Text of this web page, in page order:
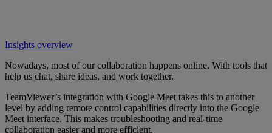
Insights overview
Nowadays, most of our collaboration happens online. With tools that
help us chat, share ideas, and work together.
TeamViewer’s integration with Google Meet takes this to another
level by adding remote control capabilities directly into the Google
Meet interface. This makes troubleshooting and real-time
collaboration easier and more efficient.